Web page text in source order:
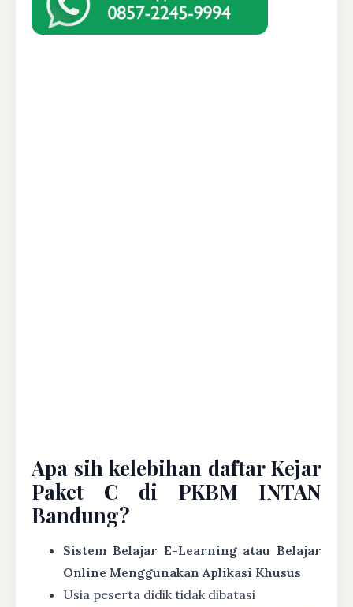
Apa sih kelebihan daftar Kejar
Paket C di PKBM INTAN
Bandung?
Sistem Belajar E-Learning atau Belajar
Online Menggunakan Aplikasi Khusus
Usia peserta didik tidak dibatasi